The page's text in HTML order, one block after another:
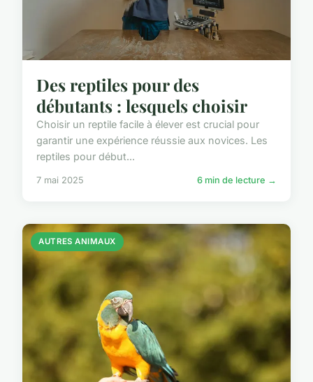
Des reptiles pour des
débutants : lesquels choisir
Choisir un reptile facile à élever est crucial pour
garantir une expérience réussie aux novices. Les
reptiles pour début...
7 mai 2025 6 min de lecture →
AUTRES ANIMAUX